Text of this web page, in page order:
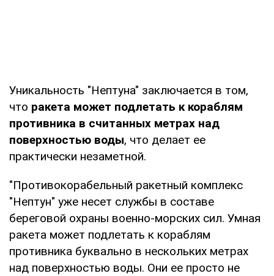
Уникальность "Нептуна" заключается в том,
что ракета может подлетать к кораблям
противника в считанных метрах над
поверхностью воды, что делает ее
практически незаметной.
"Противокорабельный ракетный комплекс
"Нептун" уже несет службы в составе
береговой охраны военно-морских сил. Умная
ракета может подлетать к кораблям
противника буквально в нескольких метрах
над поверхностью воды. Они ее просто не